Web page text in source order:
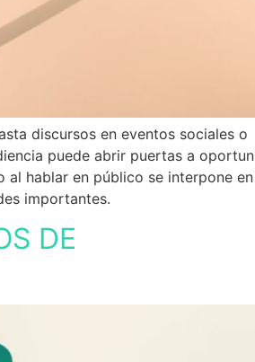
discursos en eventos sociales o
puede abrir puertas a
al hablar en público se interpone
importantes.
DE